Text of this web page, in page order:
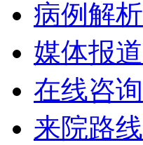
病例解析
媒体报道
在线咨询
来院路线